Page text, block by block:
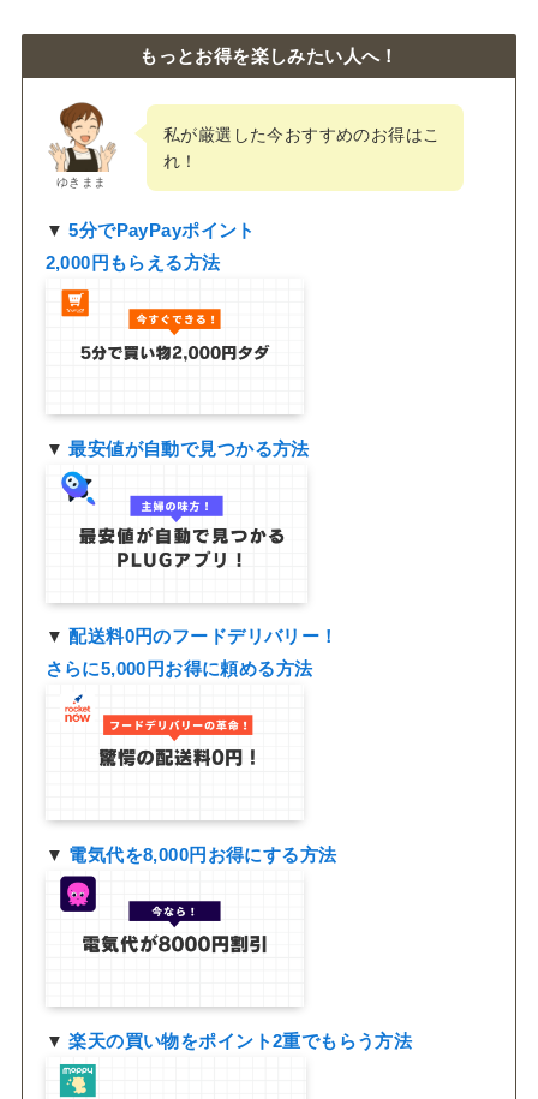
もっとお得を楽しみたい人へ！
ゆきまま
私が厳選した今おすすめのお得はこ
れ！
▼5分でPayPayポイント
2,000円もらえる方法
▼最安値が自動で見つかる方法
▼配送料0円のフードデリバリー！
さらに5,000円お得に頼める方法
▼ 電気代を8,000円お得にする方法
▼楽天の買い物をポイント2重でもらう方法